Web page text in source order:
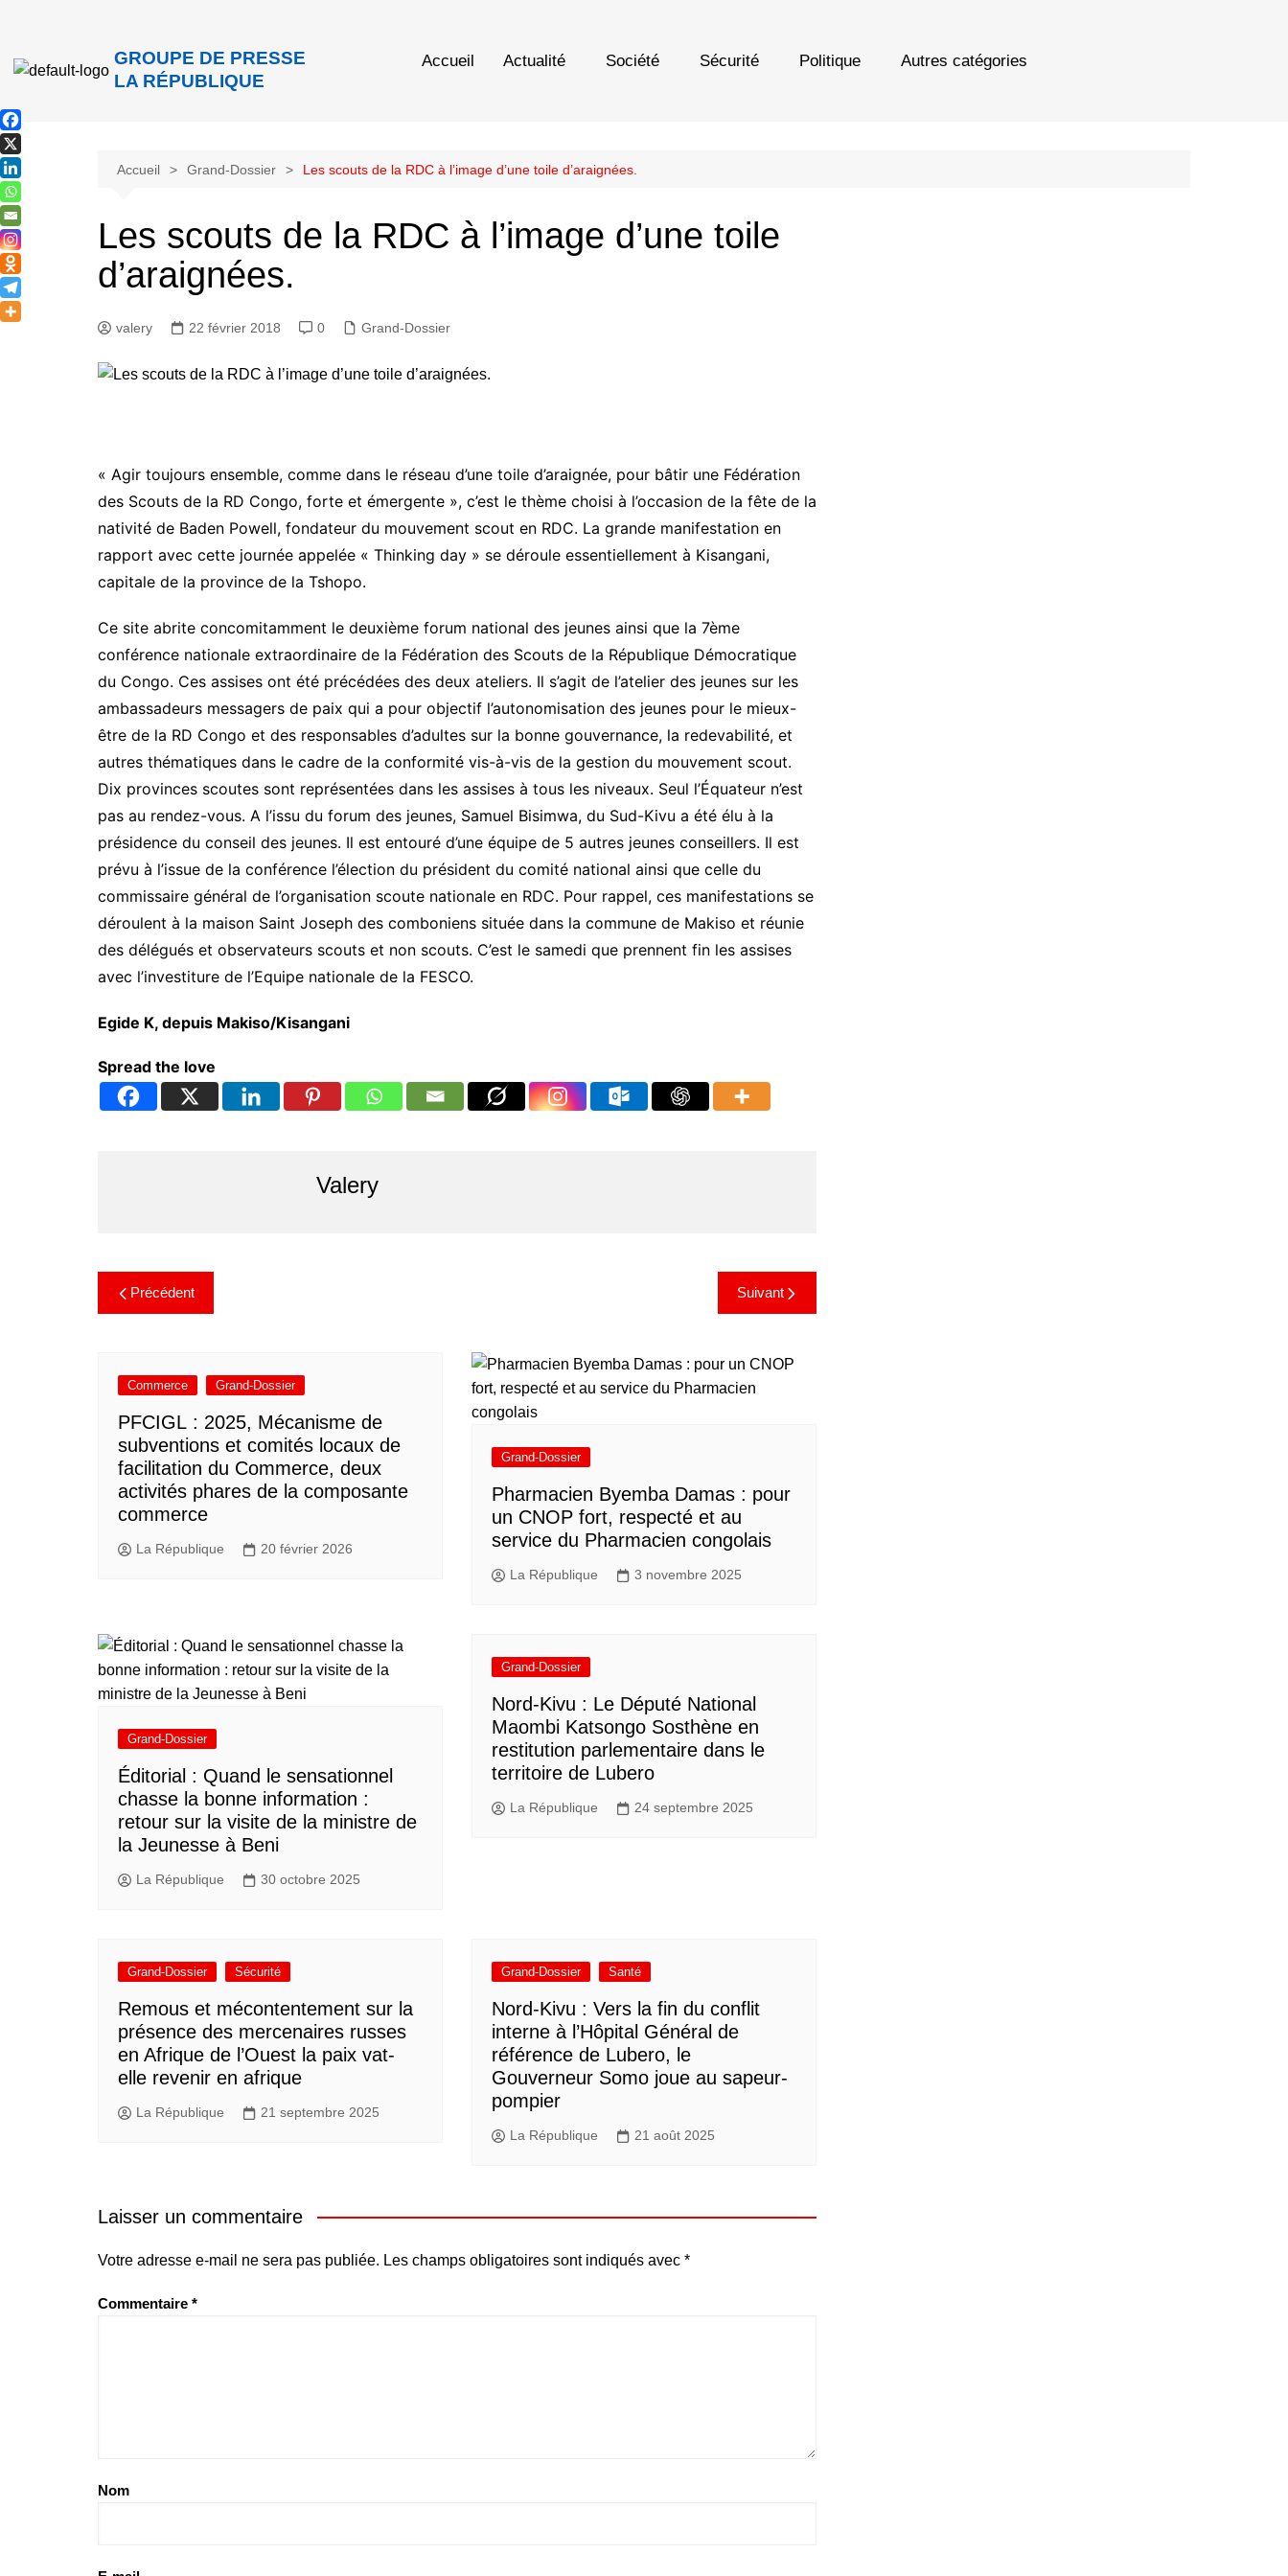
GROUPE DE PRESSE
LA RÉPUBLIQUE
Accueil Actualité Société Sécurité Politique Autres catégories
Accueil Grand-Dossier Les scouts de la RDC à l’image d’une toile d’araignées.
Les scouts de la RDC à l’image d’une toile
d’araignées.
valery 22 février 2018 0 Grand-Dossier
« Agir toujours ensemble, comme dans le réseau d’une toile d’araignée, pour bâtir une Fédération
des Scouts de la RD Congo, forte et émergente », c’est le thème choisi à l’occasion de la fête de la
nativité de Baden Powell, fondateur du mouvement scout en RDC. La grande manifestation en
rapport avec cette journée appelée « Thinking day » se déroule essentiellement à Kisangani,
capitale de la province de la Tshopo.
Ce site abrite concomitamment le deuxième forum national des jeunes ainsi que la 7ème
conférence nationale extraordinaire de la Fédération des Scouts de la République Démocratique
du Congo. Ces assises ont été précédées des deux ateliers. Il s’agit de l’atelier des jeunes sur les
ambassadeurs messagers de paix qui a pour objectif l’autonomisation des jeunes pour le mieux-
être de la RD Congo et des responsables d’adultes sur la bonne gouvernance, la redevabilité, et
autres thématiques dans le cadre de la conformité vis-à-vis de la gestion du mouvement scout.
Dix provinces scoutes sont représentées dans les assises à tous les niveaux. Seul l’Équateur n’est
pas au rendez-vous. A l’issu du forum des jeunes, Samuel Bisimwa, du Sud-Kivu a été élu à la
présidence du conseil des jeunes. Il est entouré d’une équipe de 5 autres jeunes conseillers. Il est
prévu à l’issue de la conférence l’élection du président du comité national ainsi que celle du
commissaire général de l’organisation scoute nationale en RDC. Pour rappel, ces manifestations se
déroulent à la maison Saint Joseph des comboniens située dans la commune de Makiso et réunie
des délégués et observateurs scouts et non scouts. C’est le samedi que prennent fin les assises
avec l’investiture de l’Equipe nationale de la FESCO.
Egide K, depuis Makiso/Kisangani
Spread the love
Valery
Précédent Suivant
Commerce Grand-Dossier
PFCIGL : 2025, Mécanisme de
subventions et comités locaux de
facilitation du Commerce, deux
activités phares de la composante
commerce
La République 20 février 2026
Grand-Dossier
Pharmacien Byemba Damas : pour
un CNOP fort, respecté et au
service du Pharmacien congolais
La République 3 novembre 2025
Grand-Dossier
Éditorial : Quand le sensationnel
chasse la bonne information :
retour sur la visite de la ministre de
la Jeunesse à Beni
La République 30 octobre 2025
Grand-Dossier
Nord-Kivu : Le Député National
Maombi Katsongo Sosthène en
restitution parlementaire dans le
territoire de Lubero
La République 24 septembre 2025
Grand-Dossier Sécurité
Remous et mécontentement sur la
présence des mercenaires russes
en Afrique de l’Ouest la paix vat-
elle revenir en afrique
La République 21 septembre 2025
Grand-Dossier Santé
Nord-Kivu : Vers la fin du conflit
interne à l’Hôpital Général de
référence de Lubero, le
Gouverneur Somo joue au sapeur-
pompier
La République 21 août 2025
Laisser un commentaire
Votre adresse e-mail ne sera pas publiée. Les champs obligatoires sont indiqués avec *
Commentaire *
Nom